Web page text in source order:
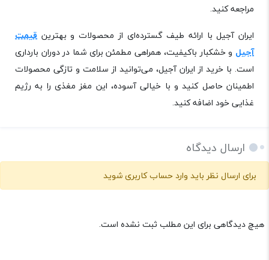
مراجعه کنید.
ایران آجیل با ارائه طیف گسترده‌ای از محصولات و بهترین قیمت
آجیل و خشکبار باکیفیت، همراهی مطمئن برای شما در دوران بارداری
است. با خرید از ایران آجیل، می‌توانید از سلامت و تازگی محصولات
اطمینان حاصل کنید و با خیالی آسوده، این مغز مغذی را به رژیم
غذایی خود اضافه کنید.
ارسال دیدگاه
برای ارسال نظر باید وارد حساب کاربری شوید
هیچ دیدگاهی برای این مطلب ثبت نشده است.